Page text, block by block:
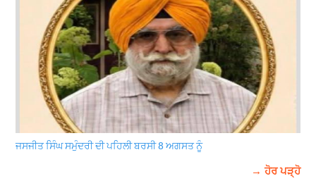
ਜਸਜੀਤ ਸਿੰਘ ਸਮੁੰਦਰੀ ਦੀ ਪਹਿਲੀ ਬਰਸੀ 8 ਅਗਸਤ ਨੂੰ
→ ਹੋਰ ਪੜ੍ਹੋ